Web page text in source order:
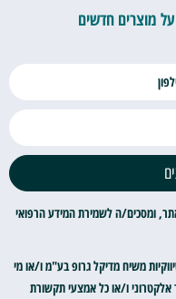
מוצרים חדשים
ומסכים/ה לשמירת המידע הרפואי
משיח מדיקל גרופ בע"מ ו/או מי
ו/או כל אמצעי תקשורת